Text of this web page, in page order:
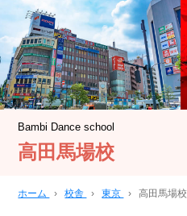
Bambi Dance school
高田馬場校
ホーム › 校舎 › 東京 › 高田馬場校